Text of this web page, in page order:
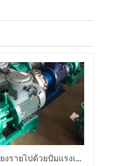
ขนส่งน้ำทะเลเข้มข้นน้ำเค็ม
ihf-d เทฟลอนเรียงรายไปด้วยปั๊มแรงเหวี่ยงเชื่อมต่อโดยตรง